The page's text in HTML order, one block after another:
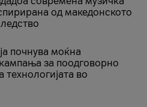
од македонското
почнува моќна
за поодговорно
технологијата во